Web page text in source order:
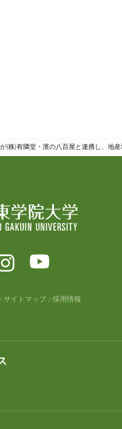
(株)有隣堂・濱の八百屋と連携し、地
サイトマップ 採用情報